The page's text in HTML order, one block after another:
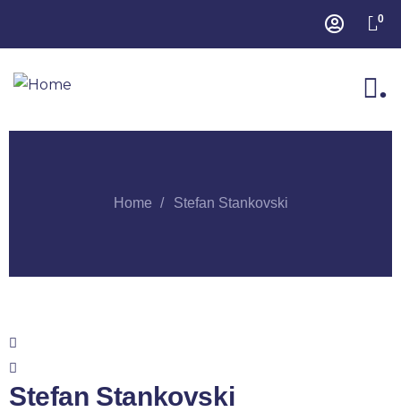
0
.
Home Stefan Stankovski
Stefan Stankovski